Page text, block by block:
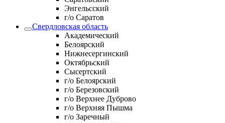
Энгельсский
г/о Саратов
Свердловская область
Академический
Белоярский
Нижнесергинский
Октябрьский
Сысертский
г/о Белоярский
г/о Березовский
г/о Верхнее Дуброво
г/о Верхняя Пышма
г/о Заречный